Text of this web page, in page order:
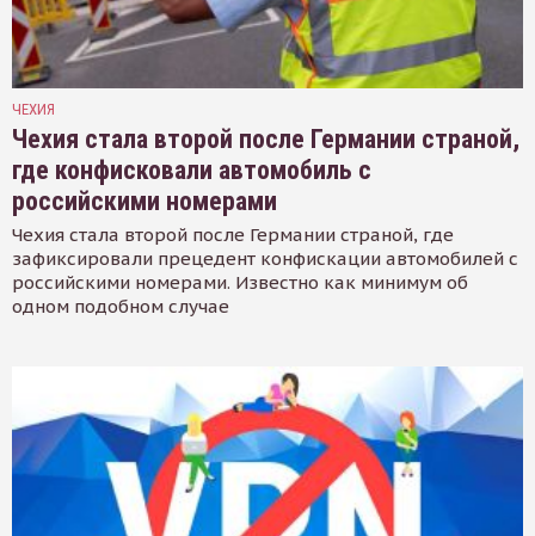
ЧЕХИЯ
Чехия стала второй после Германии страной,
где конфисковали автомобиль с
российскими номерами
Чехия стала второй после Германии страной, где
зафиксировали прецедент конфискации автомобилей с
российскими номерами. Известно как минимум об
одном подобном случае